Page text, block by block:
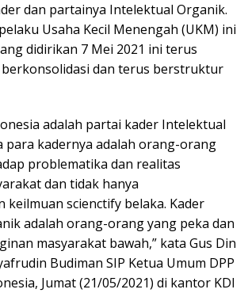
dan partainya Intelektual Organik.
Usaha Kecil Menengah (UKM) ini
didirikan 7 Mei 2021 ini terus
dan terus berstruktur
adalah partai kader Intelektual
para kadernya adalah orang-orang
problematika dan realitas
dan tidak hanya
keilmuan scienctify belaka. Kader
adalah orang-orang yang peka dan
masyarakat bawah,” kata Gus Din
Budiman SIP Ketua Umum DPP
Jumat (21/05/2021) di kantor KDI